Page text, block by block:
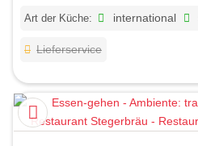
Art der Küche: international
Lieferservice